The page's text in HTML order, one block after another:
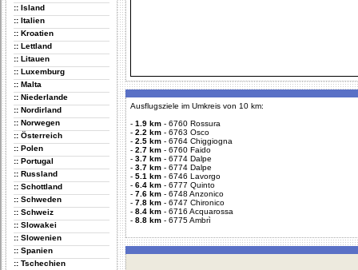
:: Island
:: Italien
:: Kroatien
:: Lettland
:: Litauen
:: Luxemburg
:: Malta
:: Niederlande
:: Nordirland
:: Norwegen
:: Österreich
:: Polen
:: Portugal
:: Russland
:: Schottland
:: Schweden
:: Schweiz
:: Slowakei
:: Slowenien
:: Spanien
:: Tschechien
Ausflugsziele im Umkreis von 10 km:
- 1.9 km - 6760 Rossura
- 2.2 km - 6763 Osco
- 2.5 km - 6764 Chiggiogna
- 2.7 km - 6760 Faido
- 3.7 km - 6774 Dalpe
- 3.7 km - 6774 Dalpe
- 5.1 km - 6746 Lavorgo
- 6.4 km - 6777 Quinto
- 7.6 km - 6748 Anzonico
- 7.8 km - 6747 Chironico
- 8.4 km - 6716 Acquarossa
- 8.8 km - 6775 Ambrì